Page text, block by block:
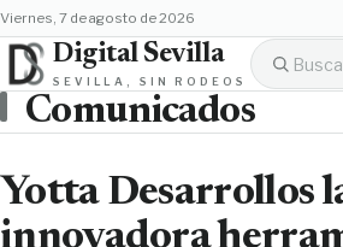
viernes, 7 de agosto de 2026
Digital Sevilla
SEVILLA, SIN RODEOS
Comunicados
Yotta Desarrollos
innovadora